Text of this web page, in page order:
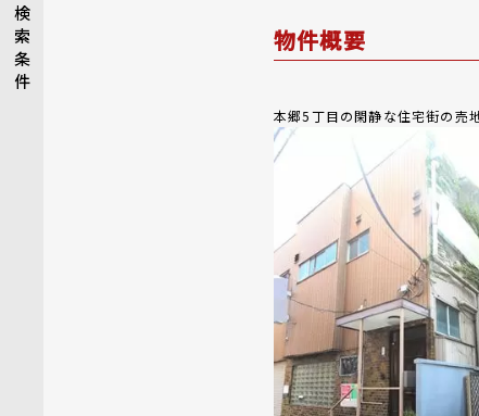
検
索
条
件
物件概要
本郷5丁目の閑静な住宅街の売地